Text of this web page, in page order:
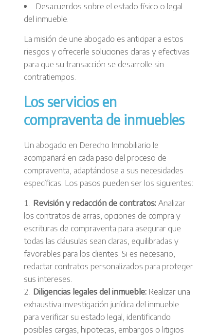
Desacuerdos sobre el estado físico o legal
del inmueble.
La misión de une abogado es anticipar a estos
riesgos y ofrecerle soluciones claras y efectivas
para que su transacción se desarrolle sin
contratiempos.
Los servicios en
compraventa de inmuebles
Un abogado en Derecho Inmobiliario le
acompañará en cada paso del proceso de
compraventa, adaptándose a sus necesidades
específicas. Los pasos pueden ser los siguientes:
Revisión y redacción de contratos:Analizar
los contratos de arras, opciones de compra y
escrituras de compraventa para asegurar que
todas las cláusulas sean claras, equilibradas y
favorables para los clientes. Si es necesario,
redactar contratos personalizados para proteger
sus intereses.
Diligencias legales del inmueble: Realizar una
exhaustiva investigación jurídica del inmueble
para verificar su estado legal, identificando
posibles cargas, hipotecas, embargos o litigios